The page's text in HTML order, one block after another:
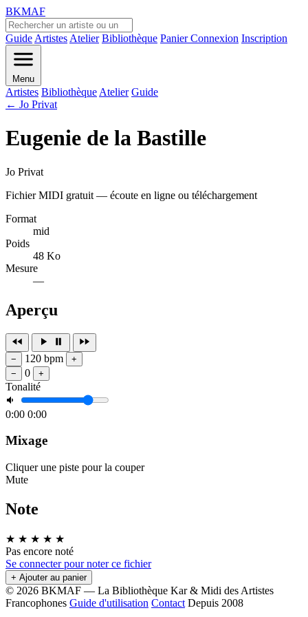
BKMAF
Guide Artistes Atelier Bibliothèque PanierConnexion Inscription
Menu
Artistes Bibliothèque Atelier Guide
← Jo Privat
Eugenie de la Bastille
Jo Privat
Fichier MIDI gratuit — écoute en ligne ou téléchargement
Format
mid
Poids
48 Ko
Mesure
—
Aperçu
− 120 bpm
+
−
0 +
Tonalité
0:00 0:00
Mixage
Cliquer une piste pour la couper
Mute
Note
★ ★ ★ ★ ★
Pas encore noté
Se connecter pour noter ce fichier
+ Ajouter au panier
© 2026 BKMAF — La Bibliothèque Kar & Midi des Artistes
Francophones Guide d'utilisation Contact Depuis 2008